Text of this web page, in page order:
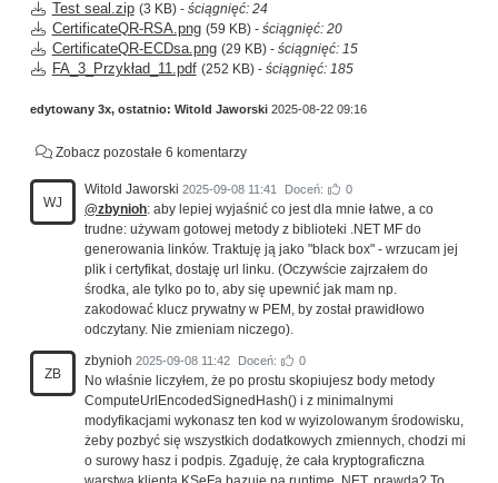
Test seal.zip (3 KB) - ściągnięć: 24
CertificateQR-RSA.png (59 KB) - ściągnięć: 20
CertificateQR-ECDsa.png (29 KB) - ściągnięć: 15
FA_3_Przykład_11.pdf (252 KB) - ściągnięć: 185
edytowany 3x, ostatnio: Witold Jaworski 2025-08-22 09:16
Zobacz pozostałe 6 komentarzy
WJ
Witold Jaworski 2025-09-08 11:41 Doceń: 0
@zbynioh: aby lepiej wyjaśnić co jest dla mnie łatwe, a co
trudne: używam gotowej metody z biblioteki .NET MF do
generowania linków. Traktuję ją jako "black box" - wrzucam jej
plik i certyfikat, dostaję url linku. (Oczywście zajrzałem do
środka, ale tylko po to, aby się upewnić jak mam np.
zakodować klucz prywatny w PEM, by został prawidłowo
odczytany. Nie zmieniam niczego).
ZB
zbynioh 2025-09-08 11:42 Doceń: 0
No właśnie liczyłem, że po prostu skopiujesz body metody
ComputeUrlEncodedSignedHash() i z minimalnymi
modyfikacjami wykonasz ten kod w wyizolowanym środowisku,
żeby pozbyć się wszystkich dodatkowych zmiennych, chodzi mi
o surowy hasz i podpis. Zgaduję, że cała kryptograficzna